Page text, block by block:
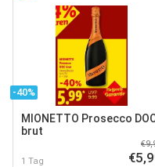
-40%
MIONETTO Prosecco
brut
1 Tag